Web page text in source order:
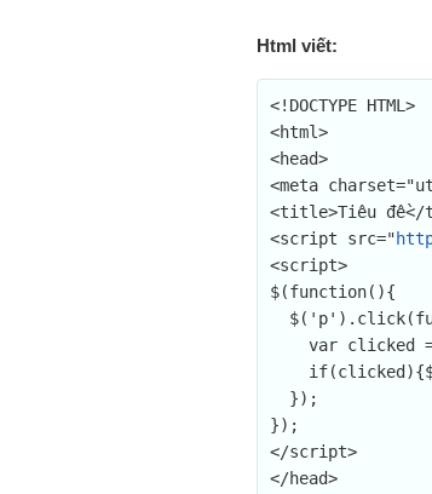
Html viết:
<!DOCTYPE HTML>
<html>
<head>
<meta
<title>Tiêu
<script src="
<script>
$(function(){
var clicked
});
</script>
</head>